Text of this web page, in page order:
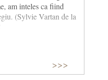
am inteles ca fiind
(Sylvie Vartan de la
>>>